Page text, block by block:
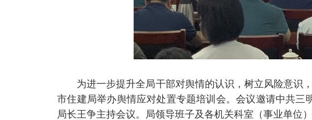
为进一步提升全局干部对舆情的认识，树立风险意识，
市住建局举办舆情应对处置专题培训会。会议邀请中共三
局长王争主持会议。局领导班子及各机关科室（事业单位